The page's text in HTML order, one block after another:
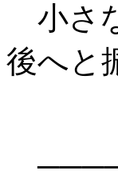
小さ
後へと